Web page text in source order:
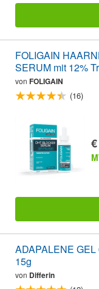
FOLIGAIN
SERUM mit 12%
von FOLIGAIN
(16)
ADAPALENE
15g
von Differin